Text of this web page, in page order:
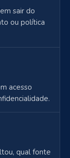
sair do
ou política
acesso
qual fonte